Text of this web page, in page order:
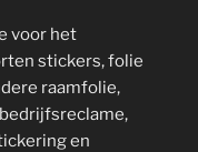
voor het
stickers, folie
raamfolie,
en